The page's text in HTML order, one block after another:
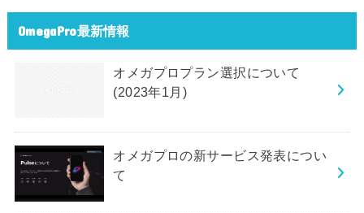
OmegaPro最新情報
オメガプロプラン選択について
(2023年1月)
オメガプロの新サービス発表につい
て